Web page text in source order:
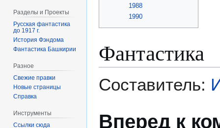
1988
1990
Фантастика
Составитель:
Вперед к
Разделы и Проекты
Русская фантастика
до 1917 г.
История Фэндома
Фантастика Башкирии
Разное
Свежие правки
Новые страницы
Справка
Инструменты
Ссылки сюда